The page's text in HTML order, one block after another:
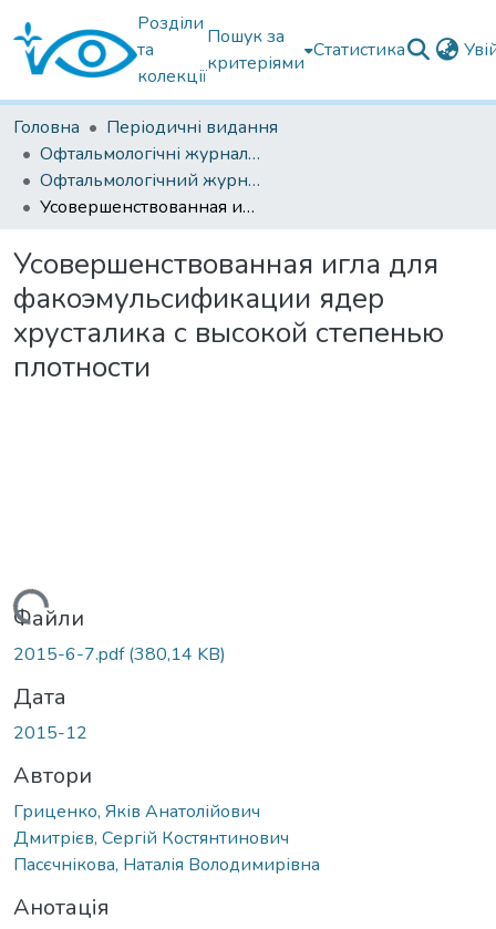
Розділи
та
колекції
Пошук за
критеріями
Статистика
Головна
Періодичні видання
Офтальмологічні журнали українські
Офтальмологічний журнал 2015
Усовершенствованная игла для факоэмульсификации ядер хрусталика с высокой степенью плотности
Усовершенствованная игла для
факоэмульсификации ядер
хрусталика с высокой степенью
плотности
Файли
2015-6-7.pdf(380,14 KB)
Дата
2015-12
Автори
Гриценко, Яків Анатолійович
Дмитрієв, Сергій Костянтинович
Пасєчнікова, Наталія Володимирівна
Анотація